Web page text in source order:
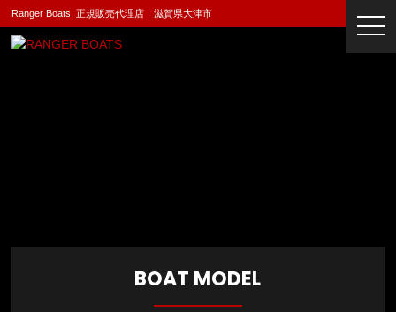
Ranger Boats. 正規販売代理店｜滋賀県大津市
BOAT MODEL